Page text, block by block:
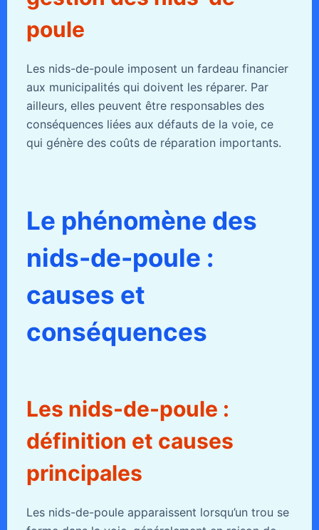
poule
Les nids-de-poule imposent un fardeau financier
aux municipalités qui doivent les réparer. Par
ailleurs, elles peuvent être responsables des
conséquences liées aux défauts de la voie, ce
qui génère des coûts de réparation importants.
Le phénomène des
nids-de-poule :
causes et
conséquences
Les nids-de-poule :
définition et causes
principales
Les nids-de-poule apparaissent lorsqu’un trou se